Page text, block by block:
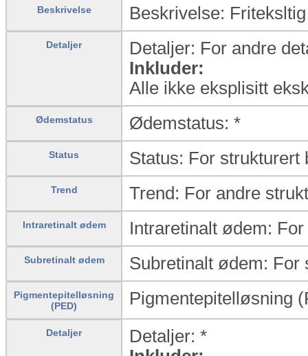
Beskrivelse Beskrivelse:
Detaljer
Detaljer: For andre
Inkluder:
Alle ikke eksplisitt
Ødemstatus Ødemstatus: *
Status Status: For
Trend Trend: For andre
Intraretinalt ødem Intraretinalt ødem:
Subretinalt ødem Subretinalt ødem: For
Pigmentepitelløsning
(PED)
Pigmentepitelløsning
Detaljer
Detaljer: *